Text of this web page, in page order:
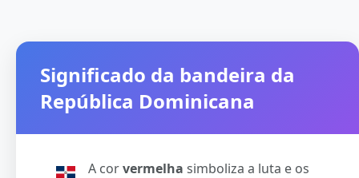
Significado da bandeira da
República Dominicana
A corvermelha simboliza a luta e os